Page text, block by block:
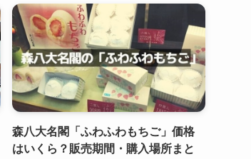
森八大名閣「ふわふわもちご」価格
はいくら？販売期間・購入場所まと